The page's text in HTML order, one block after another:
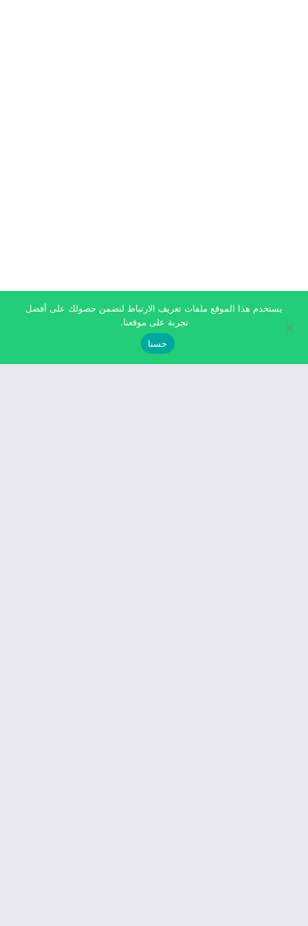
يستخدم هذا الموقع ملفات تعريف الارتباط لنضمن حصولك على أفضل
تجربة على موقعنا.
حسنا